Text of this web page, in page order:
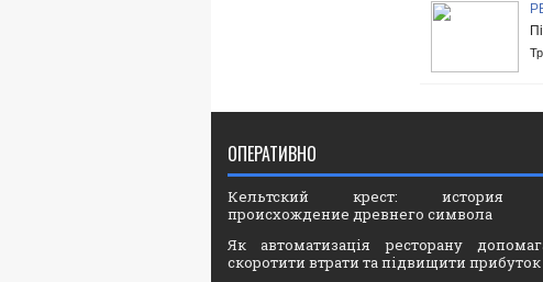
ОПЕРАТИВНО
Кельтский крест: история
происхождение древнего символа
Як автоматизація ресторану
скоротити втрати та підвищити прибуток